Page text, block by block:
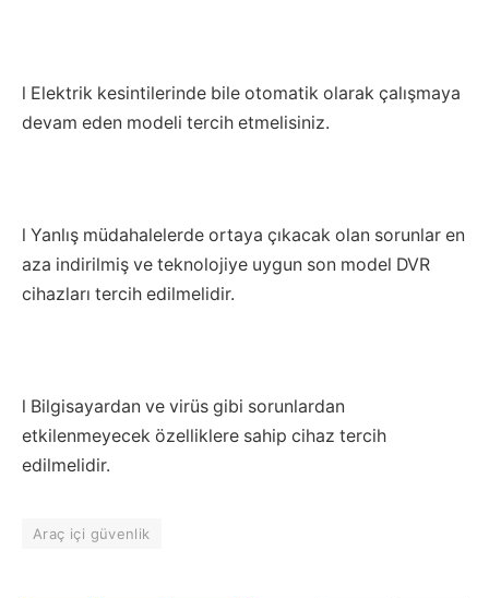
l Elektrik kesintilerinde bile otomatik olarak çalışmaya
devam eden modeli tercih etmelisiniz.
l Yanlış müdahalelerde ortaya çıkacak olan sorunlar en
aza indirilmiş ve teknolojiye uygun son model DVR
cihazları tercih edilmelidir.
l Bilgisayardan ve virüs gibi sorunlardan
etkilenmeyecek özelliklere sahip cihaz tercih
edilmelidir.
Araç içi güvenlik